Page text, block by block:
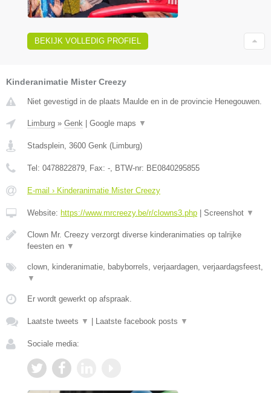
BEKIJK VOLLEDIG PROFIEL
Kinderanimatie Mister Creezy
Niet gevestigd in de plaats Maulde en in de provincie Henegouwen.
Limburg » Genk Google maps ▼
Stadsplein, 3600 Genk (Limburg)
Tel: 0478822879, Fax: -, BTW-nr: BE0840295855
E-mail › Kinderanimatie Mister Creezy
Website: https://www.mrcreezy.be/r/clowns3.php Screenshot ▼
Clown Mr. Creezy verzorgt diverse kinderanimaties op talrijke
feesten en ▼
clown, kinderanimatie, babyborrels, verjaardagen, verjaardagsfeest,
▼
Er wordt gewerkt op afspraak.
Laatste tweets ▼ Laatste facebook posts ▼
Sociale media: